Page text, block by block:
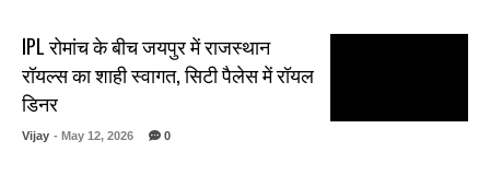
IPL रोमांच के बीच जयपुर में राजस्थान
रॉयल्स का शाही स्वागत, सिटी पैलेस में रॉयल
डिनर
Vijay - May 12, 2026 0